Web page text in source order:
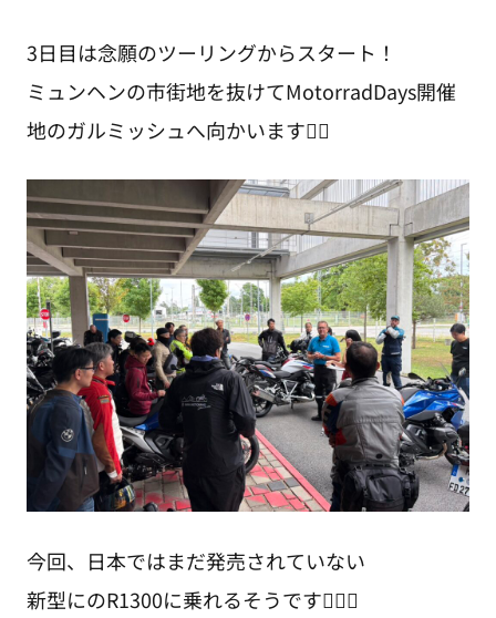
3日目は念願のツーリングからスタート！
ミュンヘンの市街地を抜けてMotorradDays開催
地のガルミッシュへ向かいます👌🏻
今回、日本ではまだ発売されていない
新型にのR1300に乗れるそうです🙆🏻‍♂️